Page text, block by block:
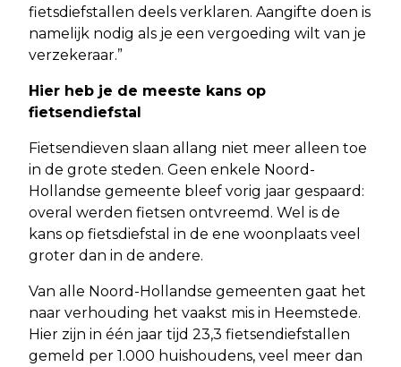
fietsdiefstallen deels verklaren. Aangifte doen is
namelijk nodig als je een vergoeding wilt van je
verzekeraar.”
Hier heb je de meeste kans op
fietsendiefstal
Fietsendieven slaan allang niet meer alleen toe
in de grote steden. Geen enkele Noord-
Hollandse gemeente bleef vorig jaar gespaard:
overal werden fietsen ontvreemd. Wel is de
kans op fietsdiefstal in de ene woonplaats veel
groter dan in de andere.
Van alle Noord-Hollandse gemeenten gaat het
naar verhouding het vaakst mis in Heemstede.
Hier zijn in één jaar tijd 23,3 fietsendiefstallen
gemeld per 1.000 huishoudens, veel meer dan